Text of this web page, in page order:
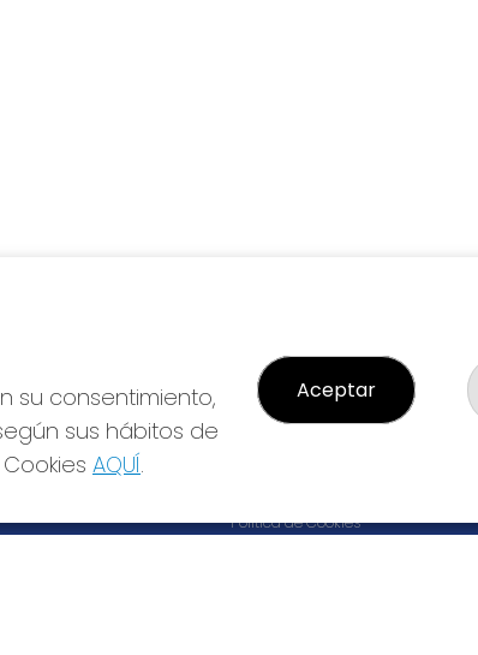
DE LOTERIAS
Política de Cookies
su consentimiento,
sus hábitos de
AQUÍ.
Aceptar